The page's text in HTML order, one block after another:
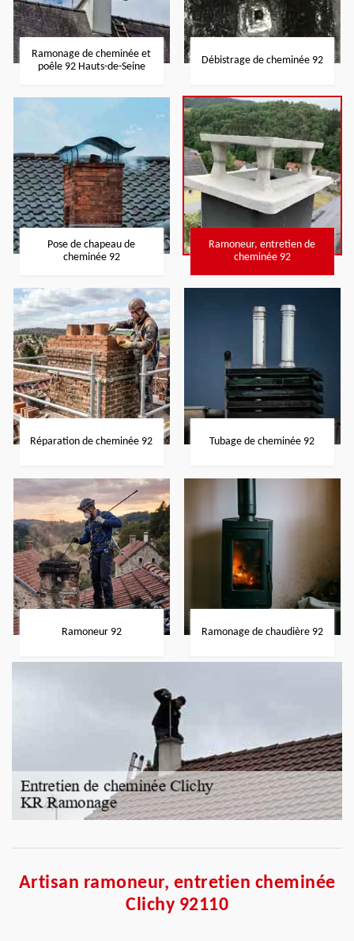
Ramonage de cheminée et
poêle 92 Hauts-de-Seine
Débistrage de cheminée 92
Pose de chapeau de
cheminée 92
Ramoneur, entretien de
cheminée 92
Réparation de cheminée 92 Tubage de cheminée 92
Ramoneur 92 Ramonage de chaudière 92
Artisan ramoneur, entretien cheminée
Clichy 92110